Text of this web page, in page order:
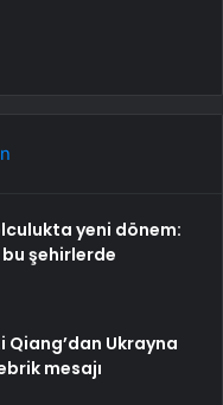
yeni dönem:
şehirlerde
Qiang’dan Ukrayna
mesajı